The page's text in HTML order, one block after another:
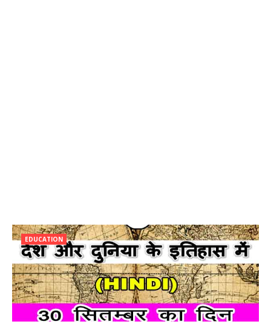
EDUCATION